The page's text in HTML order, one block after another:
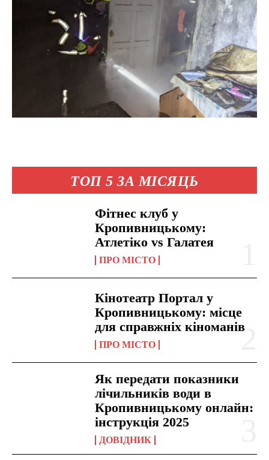
ТОП 5 ЗА МІСЯЦЬ
Фітнес клуб у
Кропивницькому:
Атлетіко vs Галатея
ПРО МІСТО
Кінотеатр Портал у
Кропивницькому: місце
для справжніх кіноманів
ПРО МІСТО
Як передати показники
лічильників води в
Кропивницькому онлайн:
інструкція 2025
ДОВІДНИК